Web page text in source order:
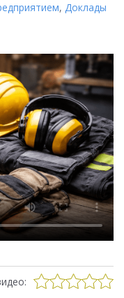
, Доклады